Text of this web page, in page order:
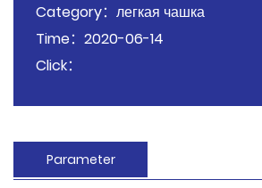
Category：легкая чашка
Time：2020-06-14
Click：
Parameter